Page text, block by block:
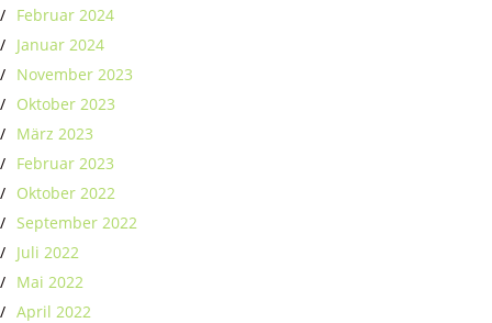
Februar 2024
Januar 2024
November 2023
Oktober 2023
März 2023
Februar 2023
Oktober 2022
September 2022
Juli 2022
Mai 2022
April 2022